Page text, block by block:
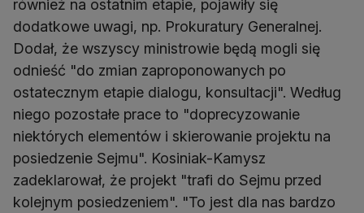
również na ostatnim etapie, pojawiły się
dodatkowe uwagi, np. Prokuratury Generalnej.
Dodał, że wszyscy ministrowie będą mogli się
odnieść "do zmian zaproponowanych po
ostatecznym etapie dialogu, konsultacji". Według
niego pozostałe prace to "doprecyzowanie
niektórych elementów i skierowanie projektu na
posiedzenie Sejmu". Kosiniak-Kamysz
zadeklarował, że projekt "trafi do Sejmu przed
kolejnym posiedzeniem". "To jest dla nas bardzo